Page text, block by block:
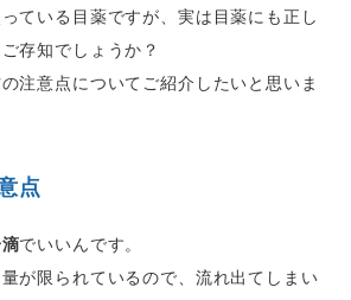
ている目薬ですが、実は 目薬にも正し
存知でしょうか？
注意点についてご紹介したいと思いま
点
でいいんです。
が限られているので、流れ出てしまい